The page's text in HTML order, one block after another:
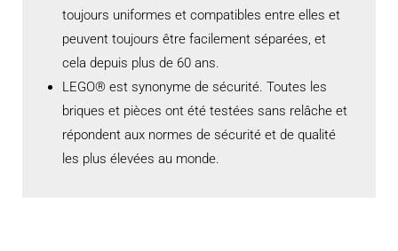
toujours uniformes et compatibles entre elles et
peuvent toujours être facilement séparées, et
cela depuis plus de 60 ans.
LEGO® est synonyme de sécurité. Toutes les
briques et pièces ont été testées sans relâche et
répondent aux normes de sécurité et de qualité
les plus élevées au monde.